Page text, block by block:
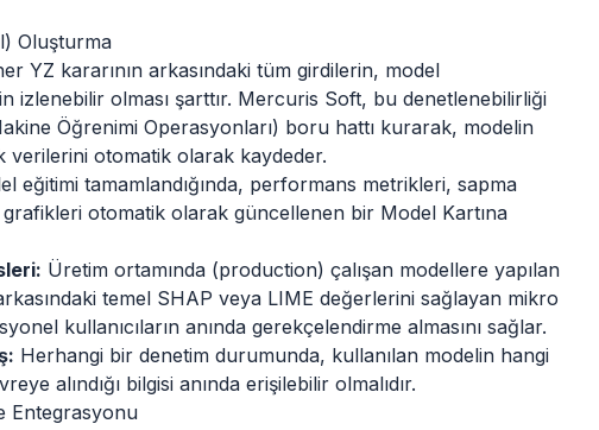
Oluşturma
YZ kararının arkasındaki tüm girdilerin, model
izlenebilir olması şarttır. Mercuris Soft, bu denetlenebilirliği
Öğrenimi Operasyonları) boru hattı kurarak, modelin
verilerini otomatik olarak kaydeder.
eğitimi tamamlandığında, performans metrikleri, sapma
otomatik olarak güncellenen bir Model Kartına
Üretim ortamında (production) çalışan modellere yapılan
temel SHAP veya LIME değerlerini sağlayan mikro
kullanıcıların anında gerekçelendirme almasını sağlar.
Herhangi bir denetim durumunda, kullanılan modelin hangi
alındığı bilgisi anında erişilebilir olmalıdır.
Entegrasyonu